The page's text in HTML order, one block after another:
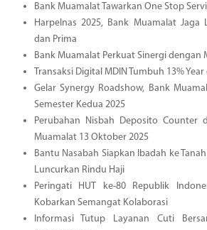
Bank Muamalat Tawarkan One Stop
Harpelnas 2025, Bank Muamalat Jaga
dan Prima
Bank Muamalat Perkuat Sinergi dengan
Transaksi Digital MDIN Tumbuh 13% Year
Gelar Synergy Roadshow, Bank
Semester Kedua 2025
Perubahan Nisbah Deposito Counter
Muamalat 13 Oktober 2025
Bantu Nasabah Siapkan Ibadah ke
Luncurkan Rindu Haji
Peringati HUT ke-80 Republik
Kobarkan Semangat Kolaborasi
Informasi Tutup Layanan Cuti